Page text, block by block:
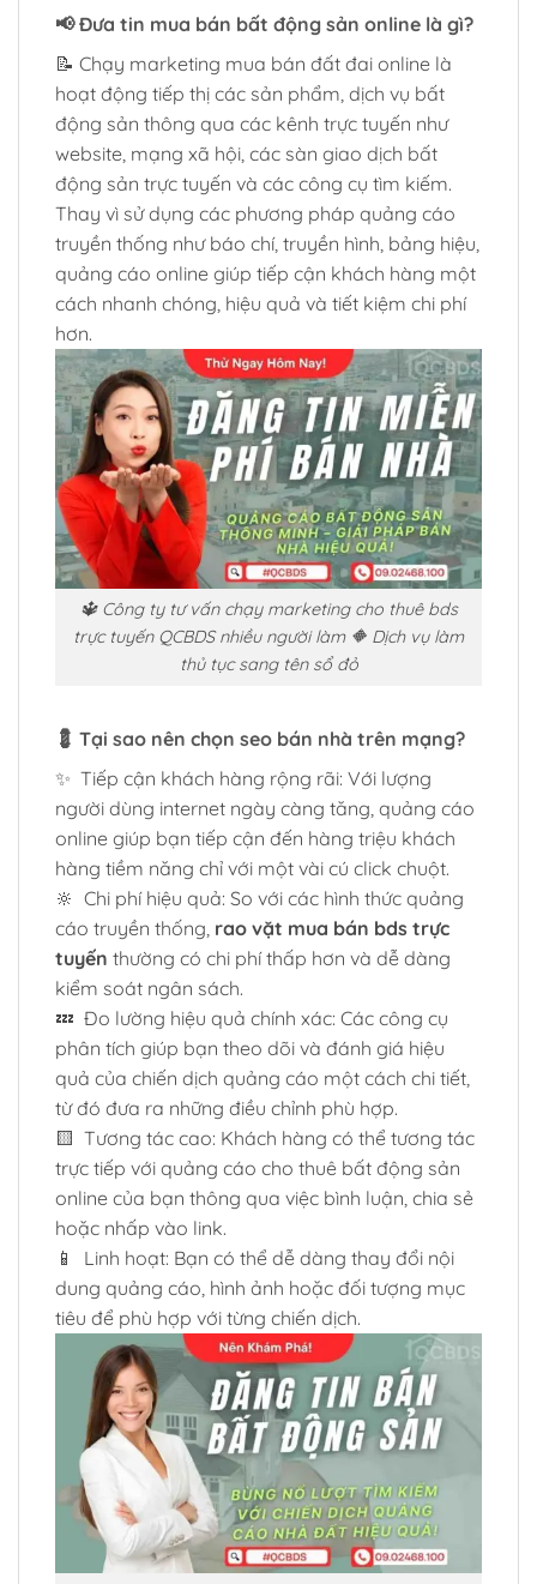
📢 Đưa tin mua bán bất động sản online là gì?
📝 Chạy marketing mua bán đất đai online là
hoạt động tiếp thị các sản phẩm, dịch vụ bất
động sản thông qua các kênh trực tuyến như
website, mạng xã hội, các sàn giao dịch bất
động sản trực tuyến và các công cụ tìm kiếm.
Thay vì sử dụng các phương pháp quảng cáo
truyền thống như báo chí, truyền hình, bảng hiệu,
quảng cáo online giúp tiếp cận khách hàng một
cách nhanh chóng, hiệu quả và tiết kiệm chi phí
hơn.
🔱 Công ty tư vấn chạy marketing cho thuê bds
trực tuyến QCBDS nhiều người làm 🔶 Dịch vụ làm
thủ tục sang tên sổ đỏ
💈 Tại sao nên chọn seo bán nhà trên mạng?
✨ Tiếp cận khách hàng rộng rãi: Với lượng
người dùng internet ngày càng tăng, quảng cáo
online giúp bạn tiếp cận đến hàng triệu khách
hàng tiềm năng chỉ với một vài cú click chuột.
🔆 Chi phí hiệu quả: So với các hình thức quảng
cáo truyền thống, rao vặt mua bán bds trực
tuyến thường có chi phí thấp hơn và dễ dàng
kiểm soát ngân sách.
💤 Đo lường hiệu quả chính xác: Các công cụ
phân tích giúp bạn theo dõi và đánh giá hiệu
quả của chiến dịch quảng cáo một cách chi tiết,
từ đó đưa ra những điều chỉnh phù hợp.
🟨 Tương tác cao: Khách hàng có thể tương tác
trực tiếp với quảng cáo cho thuê bất động sản
online của bạn thông qua việc bình luận, chia sẻ
hoặc nhấp vào link.
📱 Linh hoạt: Bạn có thể dễ dàng thay đổi nội
dung quảng cáo, hình ảnh hoặc đối tượng mục
tiêu để phù hợp với từng chiến dịch.